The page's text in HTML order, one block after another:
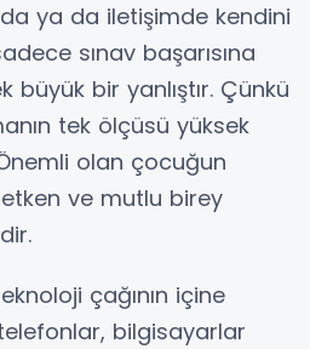
ya da iletişimde kendini
sınav başarısına
bir yanlıştır. Çünkü
tek ölçüsü yüksek
olan çocuğun
ve mutlu birey
çağının içine
bilgisayarlar